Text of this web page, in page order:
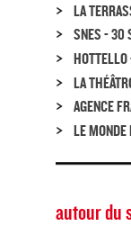
> LA
> SNES - 30
>
> LA
> AGENCE
> LE
autour du